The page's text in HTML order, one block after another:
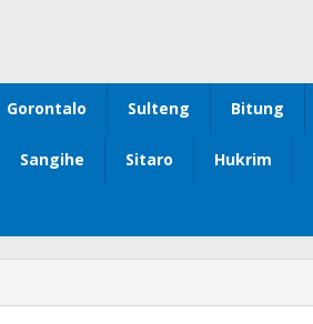
Gorontalo Sulteng Bitung
Sangihe Sitaro Hukrim